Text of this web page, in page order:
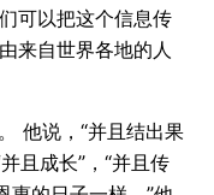
可以把这个信息传
来自世界各地的人
他说，“并且结出果
并且成长”，“并且传